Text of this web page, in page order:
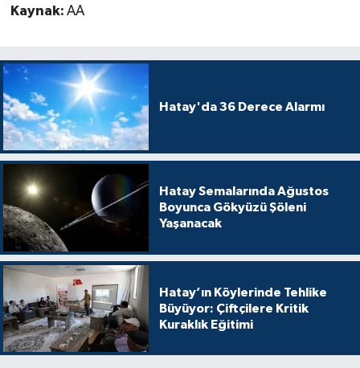
Kaynak: AA
Hatay'da 36 Derece Alarmı
Hatay Semalarında Ağustos
Boyunca Gökyüzü Şöleni
Yaşanacak
Hatay’ın Köylerinde Tehlike
Büyüyor: Çiftçilere Kritik
Kuraklık Eğitimi